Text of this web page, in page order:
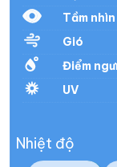
Tầm nhìn
Gió
Điểm
UV
Nhiệt độ